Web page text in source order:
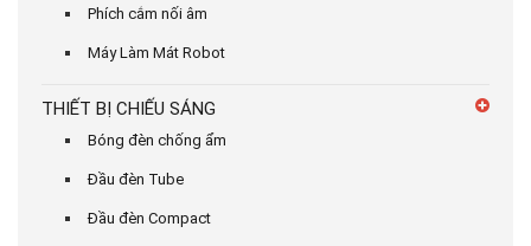
Phích cắm nối âm
Máy Làm Mát Robot
THIẾT BỊ CHIẾU SÁNG
Bóng đèn chống ẩm
Đầu đèn Tube
Đầu đèn Compact